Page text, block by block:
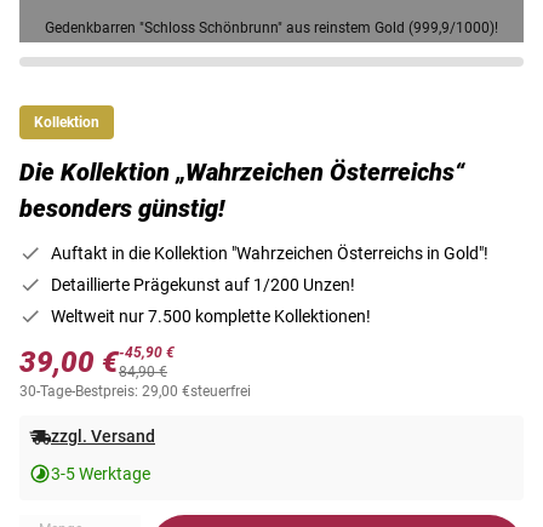
Gedenkbarren "Schloss Schönbrunn" aus reinstem Gold (999,9/1000)!
Kollektion
Die Kollektion „Wahrzeichen Österreichs“
besonders günstig!
Auftakt in die Kollektion "Wahrzeichen Österreichs in Gold"!
Detaillierte Prägekunst auf 1/200 Unzen!
Weltweit nur 7.500 komplette Kollektionen!
39,00 €-45,90 €
84,90 €
30-Tage-Bestpreis: 29,00 €steuerfrei
zzgl. Versand
3-5 Werktage